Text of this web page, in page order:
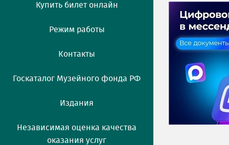
Купить билет онлайн
Режим работы
Контакты
Госкаталог Музейного фонда РФ
Издания
Независимая оценка качества
оказания услуг